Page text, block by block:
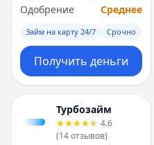
Одобрение
Среднее
Займ на карту 24/7 Срочно
Получить деньги
Турбозайм
4.6
(14отзывов)